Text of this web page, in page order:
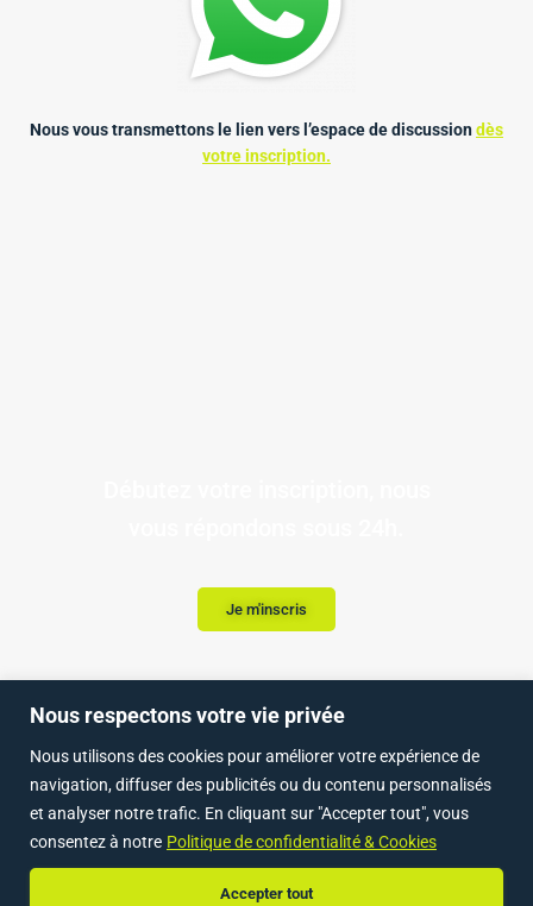
Nous respectons votre vie privée
Nous utilisons des cookies pour améliorer votre expérience de
navigation, diffuser des publicités ou du contenu personnalisés
et analyser notre trafic. En cliquant sur "Accepter tout", vous
consentez à notre Politique de confidentialité & Cookies
Accepter tout
Nous vous transmettons le lien vers l’espace de discussiondès
votre inscription.
Je m'inscris
ACCUEIL NOS FORMATIONS LOI ALUR
NOS FORMATIONS IMMOBILIER & CRÉATION D’ENTREPRISE
NOUS CONTACTER VOUS INSCRIRE